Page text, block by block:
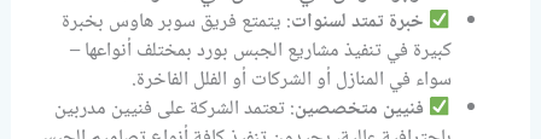
خبرة تمتد لسنوات: يتمتع فريق سوبر هاوس بخبرة
كبيرة في تنفيذ مشاريع الجبس بورد بمختلف أنواعها –
سواء في المنازل أو الشركات أو الفلل الفاخرة.
فنيين متخصصين: تعتمد الشركة على فنيين مدربين